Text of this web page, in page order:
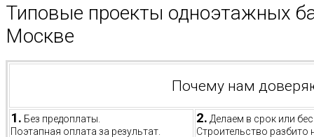
Типовые проекты одноэтажных
Москве
Почему нам
1. Без предоплаты.
Поэтапная оплата за результат.
2. Делаем в срок или
Строительство